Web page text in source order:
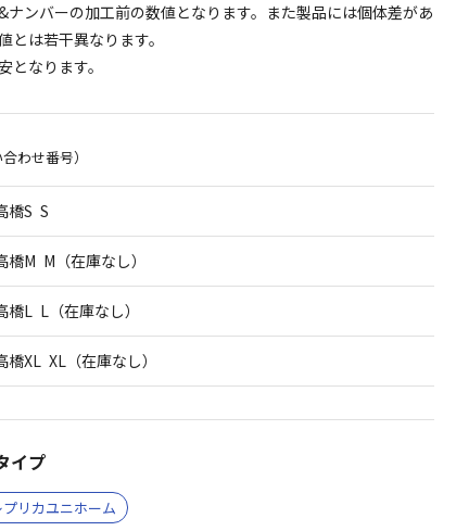
ンバーの加工前の数値となります。また製品には個体差があ
とは若干異なります。
なります。
合わせ番号）
橋S S
橋M M（在庫なし）
橋L L（在庫なし）
橋XL XL（在庫なし）
イプ
プリカユニホーム